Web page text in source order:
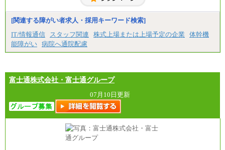
※試用期間中も給与に変更はございません。
[関連する障がい者求人・採用キーワード検索]
IT/情報通信
スタッフ関連 株式上場または上場予定の企業
体幹機
能障がい 病院へ通院配慮
富士通株式会社・富士通グループ
07月10日更新